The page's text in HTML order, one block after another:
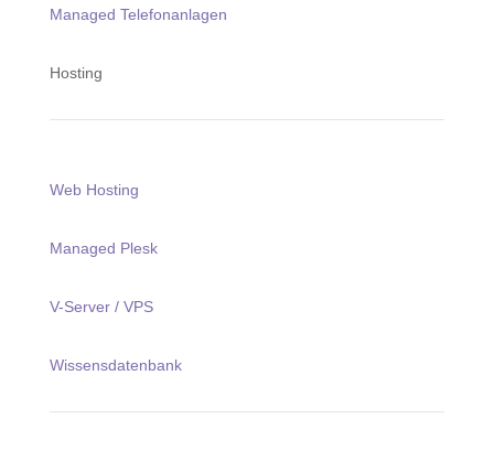
Managed Telefonanlagen
Hosting
Web Hosting
Managed Plesk
V-Server / VPS
Wissensdatenbank